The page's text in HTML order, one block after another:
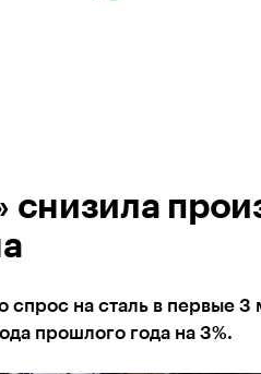
снизила
спрос на сталь в первые 3
прошлого года на 3%.